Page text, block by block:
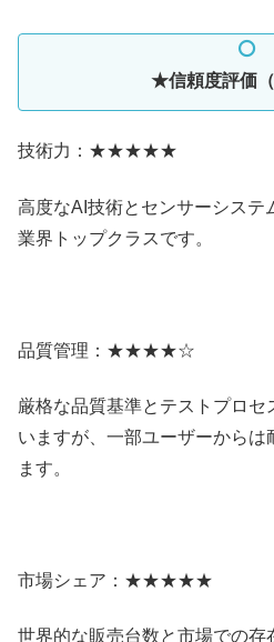
★信頼度評価（
技術力：★★★★★
高度なAI技術とセンサーシステ
業界トップクラスです。
品質管理：★★★★☆
厳格な品質基準とテストプロセ
いますが、一部ユーザーからは
ます。
市場シェア：★★★★★
世界的な販売台数と市場での存